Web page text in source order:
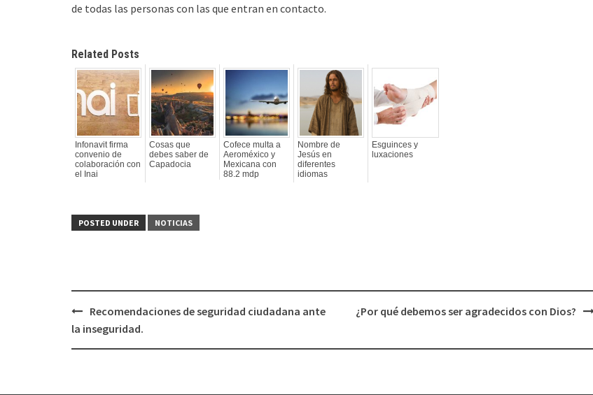
de todas las personas con las que entran en contacto.
Related Posts
Infonavit firma
convenio de
colaboración con
el Inai
Cosas que
debes saber de
Capadocia
Cofece multa a
Aeroméxico y
Mexicana con
88.2 mdp
Nombre de
Jesús en
diferentes
idiomas
Esguinces y
luxaciones
POSTED UNDER NOTICIAS
Post
navigation
Recomendaciones de seguridad ciudadana ante
la inseguridad.
¿Por qué debemos ser agradecidos con Dios?